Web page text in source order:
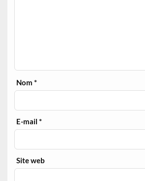
Nom*
E-mail*
Site web